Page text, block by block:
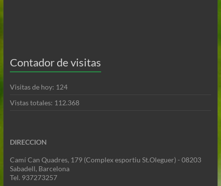
Contador de visitas
Visitas de hoy: 124
Vistas totales: 112.368
DIRECCION
Camí Can Quadres, 179 (Complex esportiu St.Oleguer) - 08203
Sabadell, Barcelona
Tel. 937273257